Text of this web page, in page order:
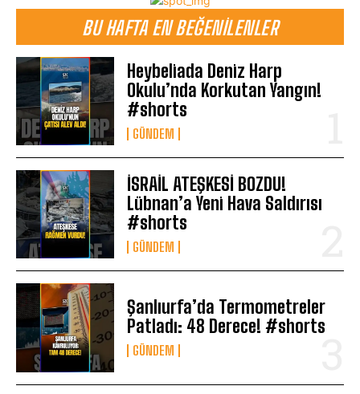
BU HAFTA EN BEĞENILENLER
Heybeliada Deniz Harp
Okulu’nda Korkutan Yangın!
#shorts
GÜNDEM
İSRAİL ATEŞKESİ BOZDU!
Lübnan’a Yeni Hava Saldırısı
#shorts
GÜNDEM
Şanlıurfa’da Termometreler
Patladı: 48 Derece! #shorts
GÜNDEM